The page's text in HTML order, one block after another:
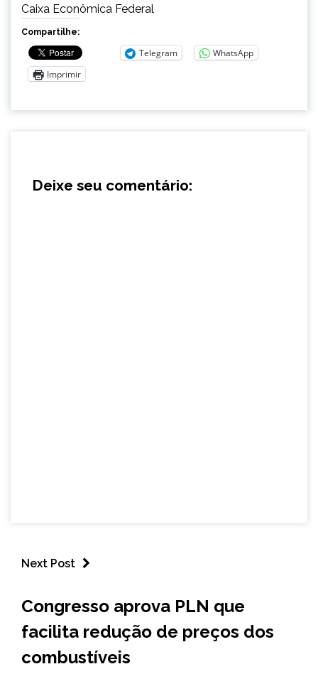
Caixa Econômica Federal
Compartilhe:
Telegram
WhatsApp
Imprimir
Deixe seu comentário:
Next Post
NOTÍCIAS
Congresso aprova PLN que
facilita redução de preços dos
combustíveis